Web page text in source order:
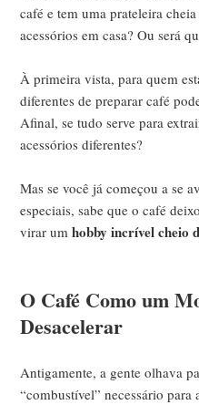
café e tem uma prateleira
acessórios em casa? Ou será
À primeira vista, para quem
diferentes de preparar café
Afinal, se tudo serve para
acessórios diferentes?
Mas se você já começou a se
especiais, sabe que o café
virar umhobby incrível cheio
O Café Como um
Desacelerar
Antigamente, a gente olhava
“combustível” necessário